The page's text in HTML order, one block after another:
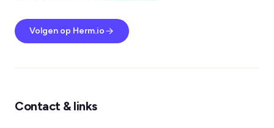
Volgen op Herm.io
Contact & links